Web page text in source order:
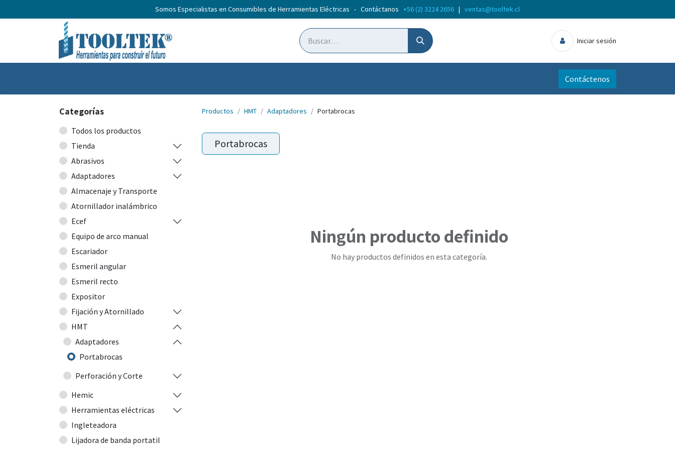
Somos Especialistas en Consumibles de Herramientas Eléctricas - Contáctanos +56 (2) 3224 2656 | ventas@tooltek.cl
Iniciar sesión
Contáctenos
Categorías
Todos los productos
Tienda
Abrasivos
Adaptadores
Almacenaje y Transporte
Atornillador inalámbrico
Ecef
Equipo de arco manual
Escariador
Esmeril angular
Esmeril recto
Expositor
Fijación y Atornillado
HMT
Adaptadores
Portabrocas
Perforación y Corte
Hemic
Herramientas eléctricas
Ingleteadora
Lijadora de banda portatil
Productos HMT Adaptadores Portabrocas
Portabrocas
Ningún producto definido
No hay productos definidos en esta categoría.